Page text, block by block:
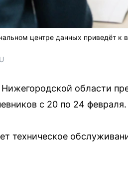
центре данных приведёт
области
с 20 по 24 февраля.
техническое